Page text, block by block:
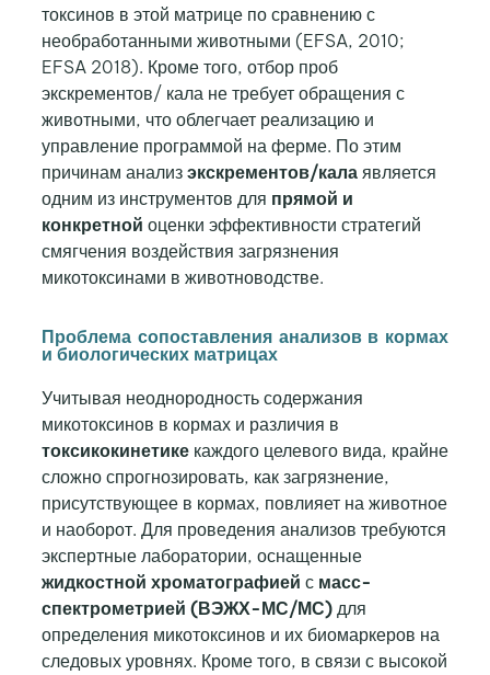
токсинов в этой матрице по сравнению с
необработанными животными (EFSA, 2010;
EFSA 2018). Кроме того, отбор проб
экскрементов/ кала не требует обращения с
животными, что облегчает реализацию и
управление программой на ферме. По этим
причинам анализ экскрементов/калаявляется
одним из инструментов для прямой и
конкретной оценки эффективности стратегий
смягчения воздействия загрязнения
микотоксинами в животноводстве.
Проблема сопоставления анализов в кормах
и биологических матрицах
Учитывая неоднородность содержания
микотоксинов в кормах и различия в
токсикокинетикекаждого целевого вида, крайне
сложно спрогнозировать, как загрязнение,
присутствующее в кормах, повлияет на животное
и наоборот. Для проведения анализов требуются
экспертные лаборатории, оснащенные
жидкостной хроматографией с масс-
спектрометрией (ВЭЖХ-МС/МС)для
определения микотоксинов и их биомаркеров на
следовых уровнях. Кроме того, в связи с высокой